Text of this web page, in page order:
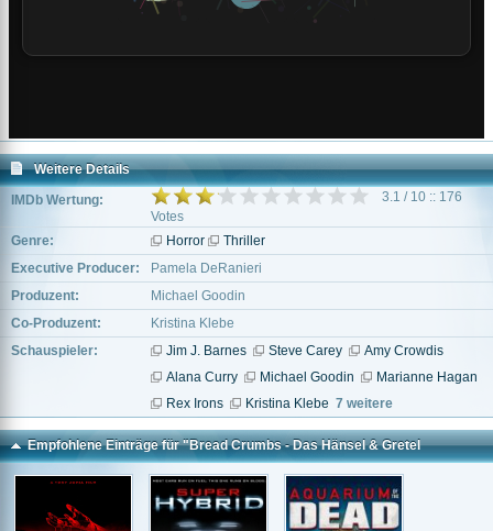
Weitere Details
IMDb Wertung:
3.1 / 10 :: 176
Votes
Genre:
Horror
Thriller
Executive Producer:
Pamela DeRanieri
Produzent:
Michael Goodin
Co-Produzent:
Kristina Klebe
Schauspieler:
Jim J. Barnes Steve Carey
Amy Crowdis
Alana Curry
Michael Goodin
Marianne Hagan
Rex Irons
Kristina Klebe 7 weitere
Empfohlene Einträge für "Bread Crumbs - Das Hänsel & Gretel
Massaker"